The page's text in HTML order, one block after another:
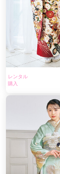
レンタル
購入